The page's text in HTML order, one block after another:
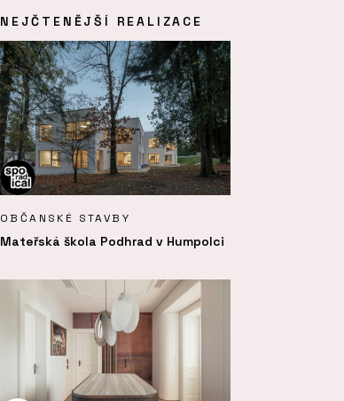
NEJČTENĚJŠÍ REALIZACE
OBČANSKÉ STAVBY
Mateřská škola Podhrad v Humpolci